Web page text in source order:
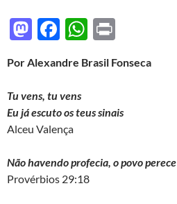
M
to
d
o
n
F
e
b
o
o
k
W
at
A
p
nt
Por Alexandre Brasil Fonseca
Tu vens, tu vens
Eu já escuto os teus sinais
Alceu Valença
Não havendo profecia, o povo perece
Provérbios 29:18